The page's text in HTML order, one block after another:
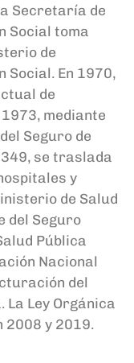
Secretaría de
Social toma
de
Social. En 1970,
de
mediante
Seguro de
se traslada
y
de Salud
del Seguro
Pública
Nacional
del
Ley Orgánica
y 2019.